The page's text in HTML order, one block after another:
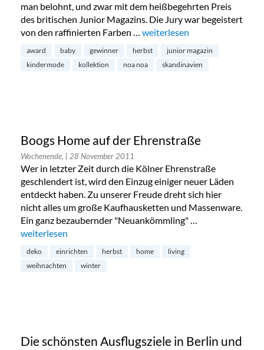
man belohnt, und zwar mit dem heißbegehrten Preis
des britischen Junior Magazins. Die Jury war begeistert
von den raffinierten Farben … „Noa Noa gewinnt Junior
weiterlesen
award baby gewinner herbst
junior magazin
kindermode
kollektion noa noa skandinavien
Boogs Home auf der Ehrenstraße
Wochenende, | 28 November 2011
Wer in letzter Zeit durch die Kölner Ehrenstraße
geschlendert ist, wird den Einzug einiger neuer Läden
entdeckt haben. Zu unserer Freude dreht sich hier
nicht alles um große Kaufhausketten und Massenware.
Ein ganz bezaubernder "Neuankömmling" …
„Boogs Home auf der Ehrenstraße“
weiterlesen
deko einrichten herbst home
living
weihnachten
winter
Die schönsten Ausflugsziele in Berlin und